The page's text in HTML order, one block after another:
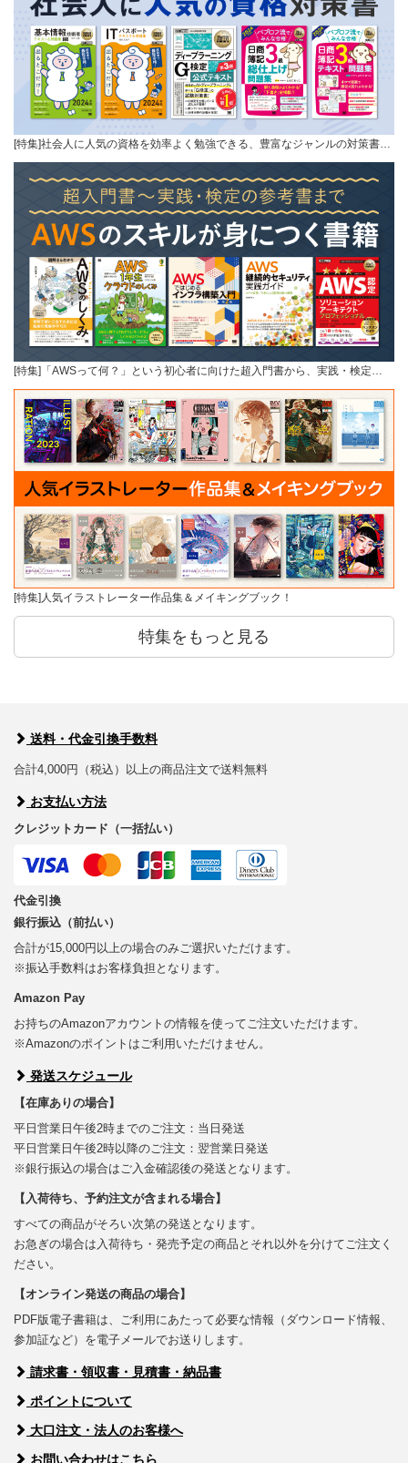
[特集]社会人に人気の資格を効率よく勉強できる、豊富なジャンルの対策書…
[特集]「AWSって何？」という初心者に向けた超入門書から、実践・検定…
[特集]人気イラストレーター作品集＆メイキングブック！
特集をもっと見る
送料・代金引換手数料
合計4,000円（税込）以上の商品注文で送料無料
お支払い方法
クレジットカード（一括払い）
代金引換
銀行振込（前払い）
合計が15,000円以上の場合のみご選択いただけます。
※振込手数料はお客様負担となります。
Amazon Pay
お持ちのAmazonアカウントの情報を使ってご注文いただけます。
※Amazonのポイントはご利用いただけません。
発送スケジュール
【在庫ありの場合】
平日営業日午後2時までのご注文：当日発送
平日営業日午後2時以降のご注文：翌営業日発送
※銀行振込の場合はご入金確認後の発送となります。
【入荷待ち、予約注文が含まれる場合】
すべての商品がそろい次第の発送となります。
お急ぎの場合は入荷待ち・発売予定の商品とそれ以外を分けてご注文く
ださい。
【オンライン発送の商品の場合】
PDF版電子書籍は、ご利用にあたって必要な情報（ダウンロード情報、
参加証など）を電子メールでお送りします。
請求書・領収書・見積書・納品書
ポイントについて
大口注文・法人のお客様へ
お問い合わせはこちら